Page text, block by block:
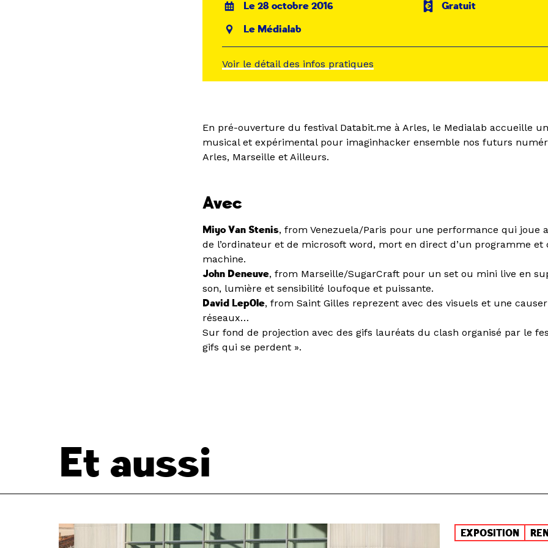
Le 28 octobre 2016
Gratuit
Le Médialab
Voir le détail des infos pratiques
En pré-ouverture du festival Databit.me à Arles, le Medialab accueille
musical et expérimental pour imaginhacker ensemble nos futurs
Arles, Marseille et Ailleurs.
Avec
Miyo Van Stenis, from Venezuela/Paris pour une performance qui joue
de l’ordinateur et de microsoft word, mort en direct d’un programme et
machine.
John Deneuve, from Marseille/SugarCraft pour un set ou mini live en
son, lumière et sensibilité loufoque et puissante.
David Lep0le, from Saint Gilles reprezent avec des visuels et une
réseaux…
Sur fond de projection avec des gifs lauréats du clash organisé par le
gifs qui se perdent ».
Et aussi
EXPOSITION